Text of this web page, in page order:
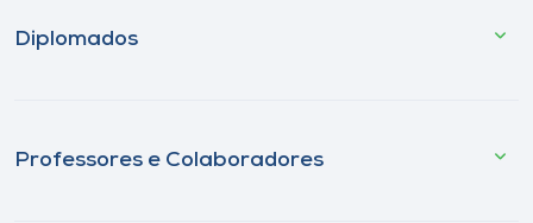
Diplomados
Professores e Colaboradores